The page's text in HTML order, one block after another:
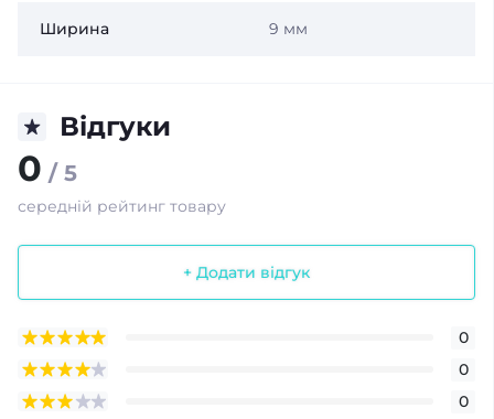
Ширина 9 мм
Відгуки
0 / 5
середній рейтинг товару
+ Додати відгук
0
0
0